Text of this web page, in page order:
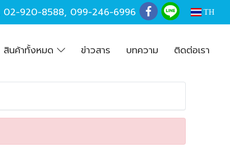
02-920-8588, 099-246-6996 TH
สินค้าทั้งหมด ข่าวสาร บทความ ติดต่อเรา